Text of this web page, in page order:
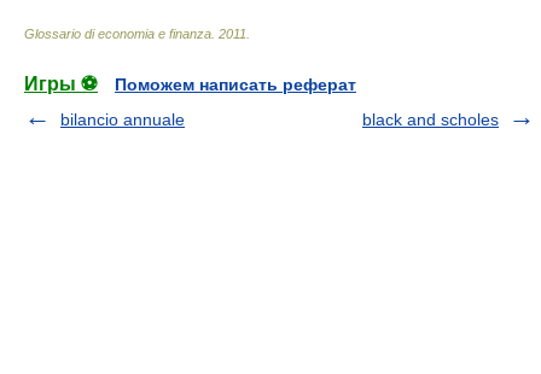
Glossario di economia e finanza 2011
Игры ⚽
Поможем написать реферат
bilancio annuale
black and scholes